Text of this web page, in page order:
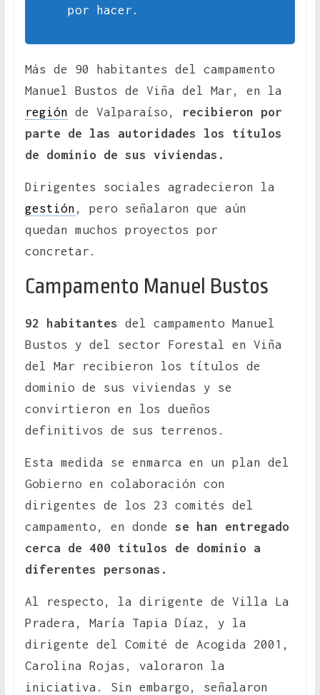
por hacer.
Más de 90 habitantes del campamento
Manuel Bustos de Viña del Mar, en la
región de Valparaíso,
recibieron por
parte de las autoridades los títulos
de dominio de sus viviendas.
Dirigentes sociales agradecieron la
gestión , pero señalaron que aún
quedan muchos proyectos por
concretar.
Campamento Manuel Bustos
92 habitantes del campamento Manuel
Bustos y del sector Forestal en Viña
del Mar recibieron los títulos de
dominio de sus viviendas y se
convirtieron en los dueños
definitivos de sus terrenos.
Esta medida se enmarca en un plan del
Gobierno en colaboración con
dirigentes de los 23 comités del
campamento, en donde se han entregado
cerca de 400 títulos de dominio a
diferentes personas.
Al respecto, la dirigente de Villa La
Pradera, María Tapia Díaz, y la
dirigente del Comité de Acogida 2001,
Carolina Rojas, valoraron la
iniciativa. Sin embargo, señalaron